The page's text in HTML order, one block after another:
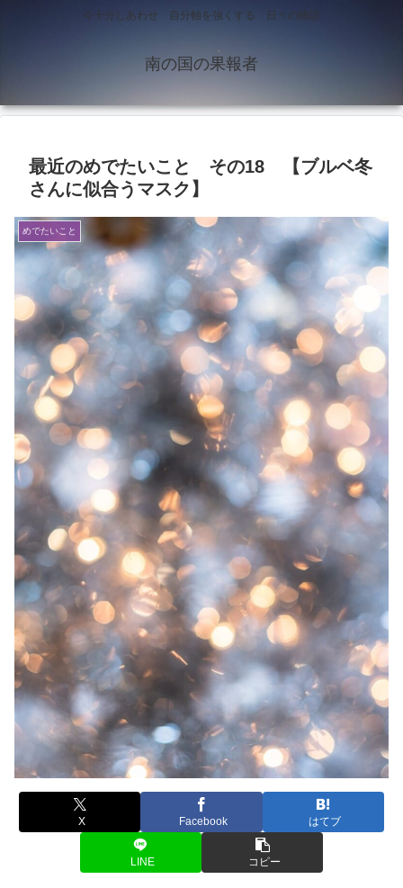
今十分しあわせ 自分軸を強くする 日々の物語
南の国の果報者
最近のめでたいこと その18 【ブルベ冬
さんに似合うマスク】
めでたいこと
X Facebook はてブ
LINE コピー